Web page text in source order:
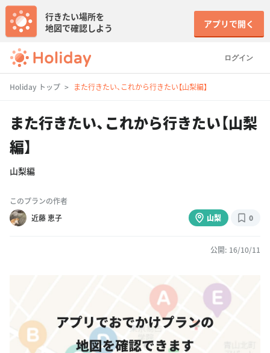
ログイン
行きたい場所を
地図で確認しよう
アプリで開く
Holiday トップ また行きたい、これから行きたい【山梨編】
また行きたい、これから行きたい【山梨
編】
山梨編
このプランの作者
近藤 恵子
山梨 0
公開: 16/10/11